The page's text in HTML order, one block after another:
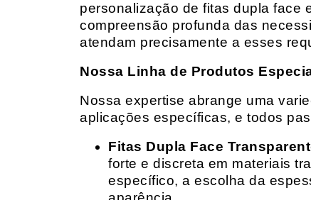
personalização de fitas dupla face
compreensão profunda das
atendam precisamente a esses
Nossa Linha de Produtos
Nossa expertise abrange uma
aplicações específicas, e todos
Fitas Dupla Face
forte e discreta em materiais
específico, a escolha da